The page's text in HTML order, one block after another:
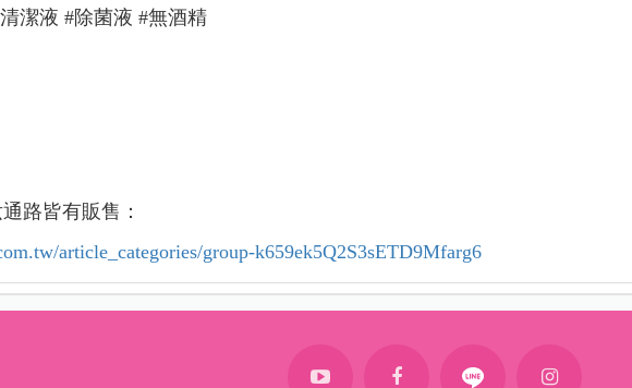
潔液 #除菌液 #無酒精
路皆有販售：
article_categories/group-k659ek5Q2S3sETD9Mfarg6